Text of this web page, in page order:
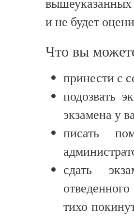
и не будет
Что вы
принести с
подозвать
экзамена у
писать
сдать
тихо